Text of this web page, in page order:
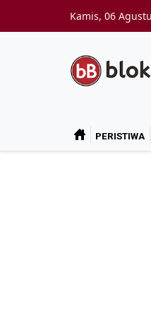
Kamis, 06
PERISTIWA